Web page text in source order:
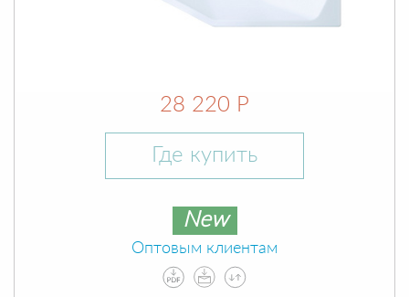
28 220 Р
Где купить
New
Оптовым клиентам